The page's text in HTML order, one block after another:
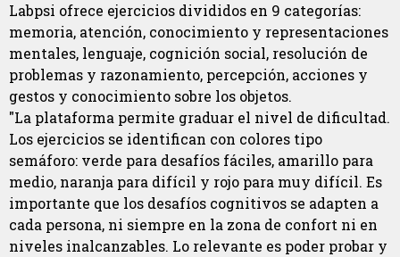
Labpsi ofrece ejercicios divididos en 9 categorías:
memoria, atención, conocimiento y representaciones
mentales, lenguaje, cognición social, resolución de
problemas y razonamiento, percepción, acciones y
gestos y conocimiento sobre los objetos.
"La plataforma permite graduar el nivel de dificultad.
Los ejercicios se identifican con colores tipo
semáforo: verde para desafíos fáciles, amarillo para
medio, naranja para difícil y rojo para muy difícil. Es
importante que los desafíos cognitivos se adapten a
cada persona, ni siempre en la zona de confort ni en
niveles inalcanzables. Lo relevante es poder probar y